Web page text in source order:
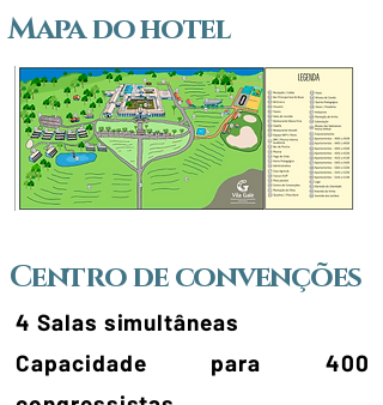
Mapa do hotel
Centro de convenções
4 Salas simultâneas
Capacidade para 400